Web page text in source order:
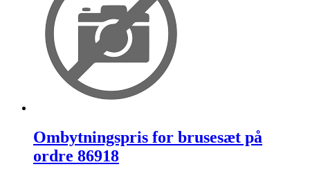
Ombytningspris for brusesæt på
ordre 86918